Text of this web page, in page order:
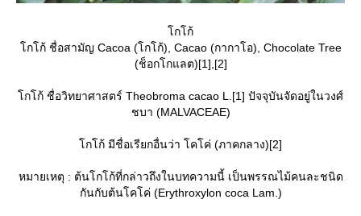
กโก้
กโก้ ชื่อสามัญ Cacoa (โกโก้), Cacao (กากาโอ), Chocolate Tree
(ช็อกโกแลต)[1],[2]
กโก้ ชื่อวิทยาศาสตร์ Theobroma cacao L.[1] ปัจจุบันจัดอยู่ในวงศ์
ชบา (MALVACEAE)
กโก้ มีชื่อเรียกอื่นว่า โคโค่ (ภาคกลาง)[2]
หมายเหตุ : ต้นโกโก้ที่กล่าวถึงในบทความนี้ เป็นพรรณไม้คนละชนิด
กันกับต้นโคโค่ (Erythroxylon coca Lam.)